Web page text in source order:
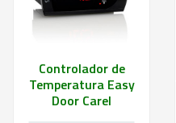
Controlador de
Temperatura Easy
Door Carel